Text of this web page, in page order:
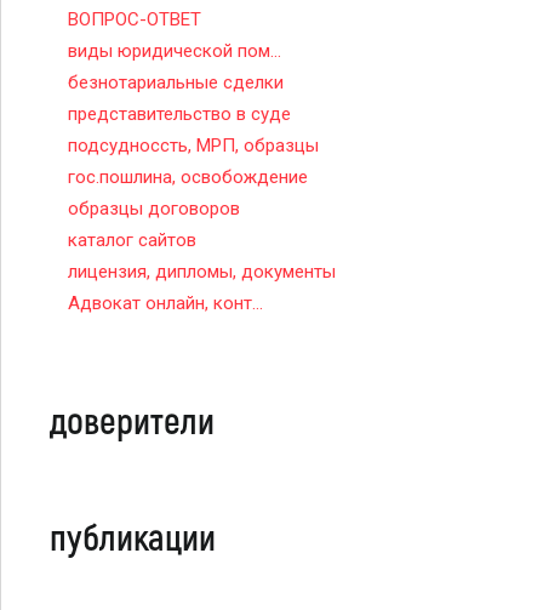
ВОПРОС-ОТВЕТ
виды юридической пом...
безнотариальные сделки
представительство в суде
подсудноссть, МРП, образцы
гос.пошлина, освобождение
образцы договоров
каталог сайтов
лицензия, дипломы, документы
Адвокат онлайн, конт...
доверители
публикации